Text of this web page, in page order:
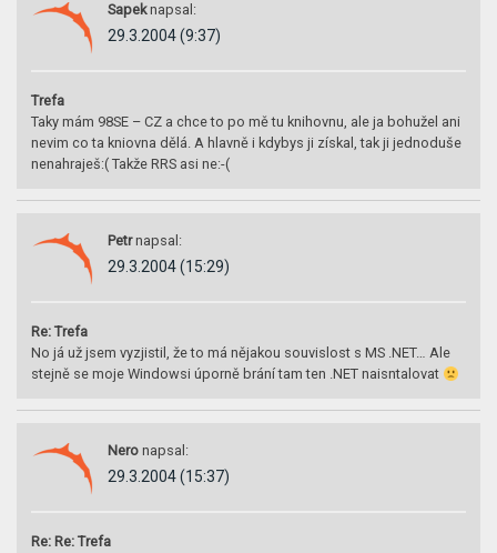
Sapek napsal:
29.3.2004 (9:37)
Trefa
Taky mám 98SE – CZ a chce to po mě tu knihovnu, ale ja bohužel ani
nevim co ta kniovna dělá. A hlavně i kdybys ji získal, tak ji jednoduše
nenahraješ:( Takže RRS asi ne:-(
Petr napsal:
29.3.2004 (15:29)
Re: Trefa
No já už jsem vyzjistil, že to má nějakou souvislost s MS .NET… Ale
stejně se moje Windowsi úporně brání tam ten .NET naisntalovat
Nero napsal:
29.3.2004 (15:37)
Re: Re: Trefa